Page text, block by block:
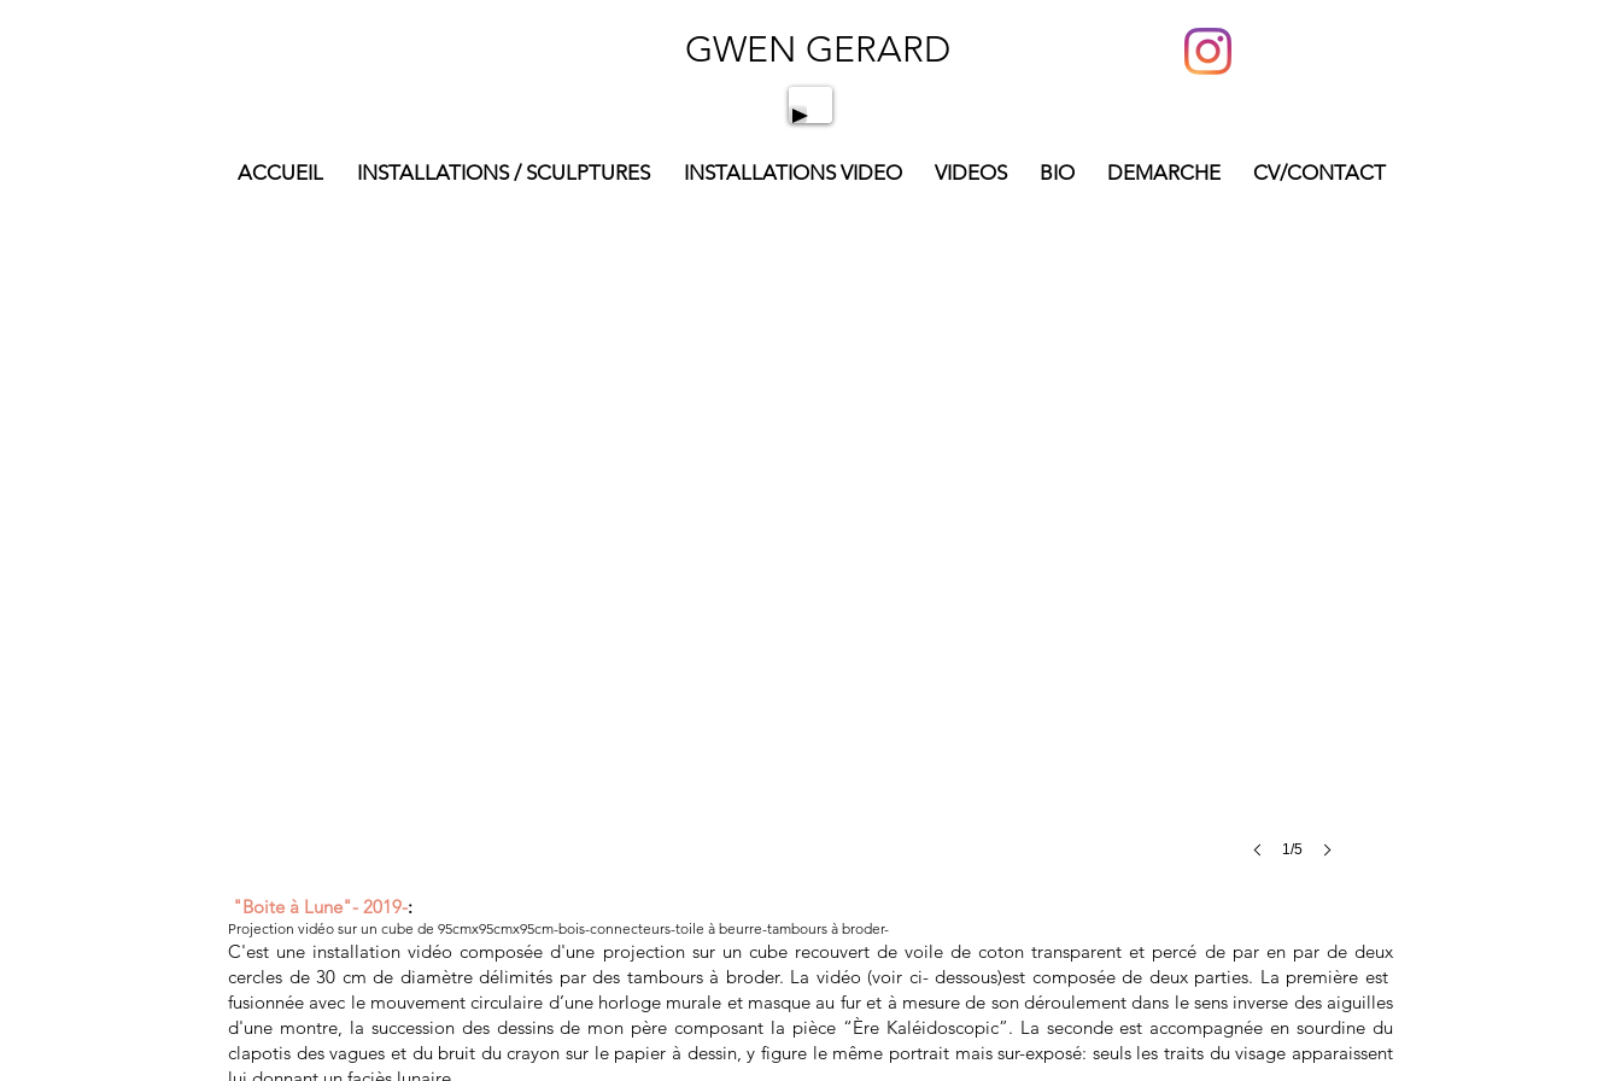
GWEN GERARD
ACCUEIL INSTALLATIONS / SCULPTURES INSTALLATIONS VIDEO VIDEOS BIO DEMARCHE CV/CONTACT
1/5
"Boite à Lune"- 2019-:
Projection vidéo sur un cube de 95cmx95cmx95cm-bois-connecteurs-toile à beurre-tambours à broder-
C'est une installation vidéo composée d'une projection sur un cube recouvert de voile de coton transparent et percé de par en par de deux
cercles de 30 cm de diamètre délimités par des tambours à broder. La vidéo (voir ci- dessous)est composée de deux parties. La première est
fusionnée avec le mouvement circulaire d’une horloge murale et masque au fur et à mesure de son déroulement dans le sens inverse des aiguilles
d'une montre, la succession des dessins de mon père composant la pièce “Ère Kaléidoscopic”. La seconde est accompagnée en sourdine du
clapotis des vagues et du bruit du crayon sur le papier à dessin, y figure le même portrait mais sur-exposé: seuls les traits du visage apparaissent